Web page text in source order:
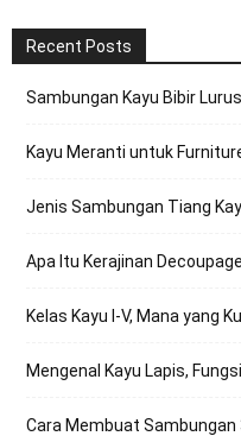
Recent Posts
Sambungan Kayu Bibir
Kayu Meranti untuk
Jenis Sambungan Tiang
Apa Itu Kerajinan
Kelas Kayu I-V, Mana yang
Mengenal Kayu Lapis,
Cara Membuat Sambungan